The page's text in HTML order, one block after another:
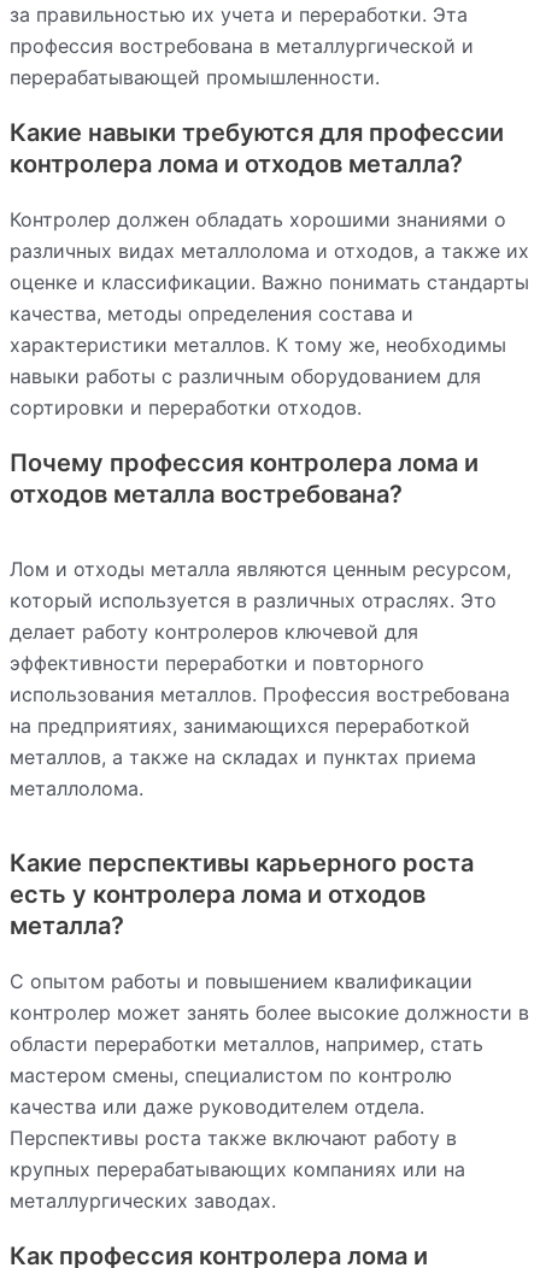
за правильностью их учета и переработки. Эта
профессия востребована в металлургической и
перерабатывающей промышленности.
Какие навыки требуются для профессии
контролера лома и отходов металла?
Контролер должен обладать хорошими знаниями о
различных видах металлолома и отходов, а также их
оценке и классификации. Важно понимать стандарты
качества, методы определения состава и
характеристики металлов. К тому же, необходимы
навыки работы с различным оборудованием для
сортировки и переработки отходов.
Почему профессия контролера лома и
отходов металла востребована?
Лом и отходы металла являются ценным ресурсом,
который используется в различных отраслях. Это
делает работу контролеров ключевой для
эффективности переработки и повторного
использования металлов. Профессия востребована
на предприятиях, занимающихся переработкой
металлов, а также на складах и пунктах приема
металлолома.
Какие перспективы карьерного роста
есть у контролера лома и отходов
металла?
С опытом работы и повышением квалификации
контролер может занять более высокие должности в
области переработки металлов, например, стать
мастером смены, специалистом по контролю
качества или даже руководителем отдела.
Перспективы роста также включают работу в
крупных перерабатывающих компаниях или на
металлургических заводах.
Как профессия контролера лома и